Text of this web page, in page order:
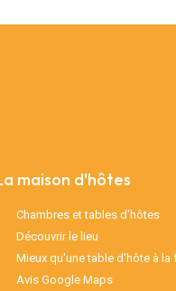
maison d'hôtes
Chambres et tables d'hôtes
Découvrir le lieu
Mieux qu'une table d'hôte à la
Avis Google Maps